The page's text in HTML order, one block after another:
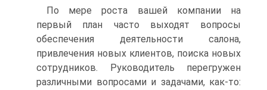
По мере роста вашей компании на
первый план часто выходят вопросы
обеспечения деятельности салона,
привлечения новых клиентов, поиска новых
сотрудников. Руководитель перегружен
различными вопросами и задачами, как-то: